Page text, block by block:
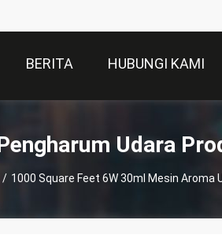
BERITA HUBUNGI KAMI
Udara
/ 1000 Square Feet 6W 30ml Mesin Aroma